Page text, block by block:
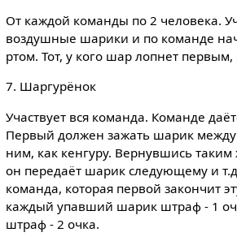
От каждой команды по 2 человека.
воздушные шарики и по команде
ртом. Тот, у кого шар лопнет первым,
7. Шаргурёнок
Участвует вся команда. Команде
Первый должен зажать шарик между
ним, как кенгуру. Вернувшись таким
он передаёт шарик следующему и
команда, которая первой закончит
каждый упавший шарик штраф - 1
штраф - 2 очка.